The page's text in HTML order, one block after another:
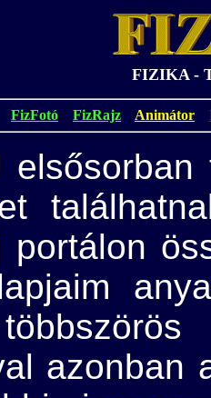
FIZIKA -
FizFotó FizRajz Animátor
azonban